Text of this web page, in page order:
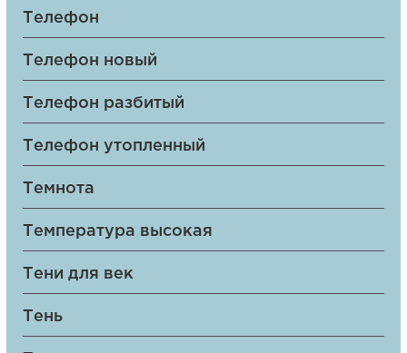
Телефон
Телефон новый
Телефон разбитый
Телефон утопленный
Темнота
Температура высокая
Тени для век
Тень